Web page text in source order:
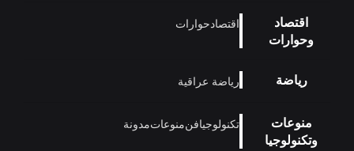
اقتصاد
وحوارات
اقتصادحوارات
رياضة رياضة عراقية
منوعات
وتكنولوجيا
تكنولوجيافنمنوعاتمدونة